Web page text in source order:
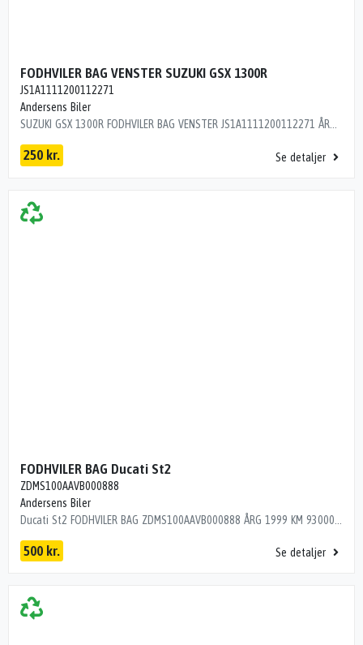
FODHVILER BAG VENSTER SUZUKI GSX 1300R
JS1A1111200112271
Andersens Biler
SUZUKI GSX 1300R FODHVILER BAG VENSTER JS1A1111200112271 ÅRG 2002 KM 920003 L9R11C2
250 kr. Se detaljer
FODHVILER BAG Ducati St2
ZDMS100AAVB000888
Andersens Biler
Ducati St2 FODHVILER BAG ZDMS100AAVB000888 ÅRG 1999 KM 93000 L9R11C2
500 kr. Se detaljer